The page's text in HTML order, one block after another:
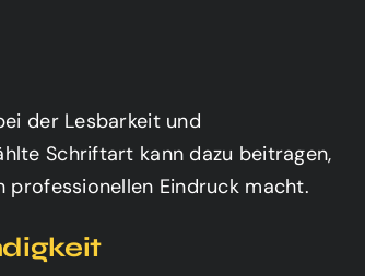
der Lesbarkeit und
Schriftart kann dazu beitragen,
professionellen Eindruck macht.